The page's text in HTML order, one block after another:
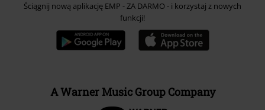
Ściągnij nową aplikację EMP - ZA DARMO - i korzystaj z nowych
funkcji!
A Warner Music Group Company